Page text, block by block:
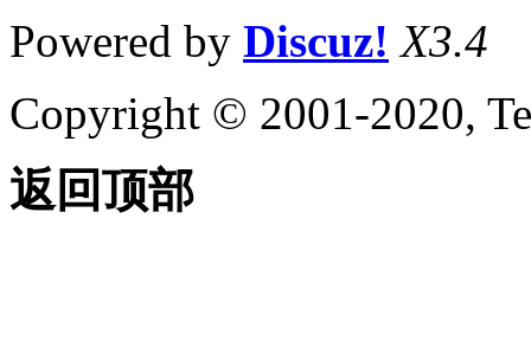
Powered by Discuz! X3.4
Copyright © 2001-2020,
返回顶部